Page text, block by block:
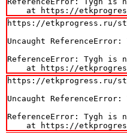
at https://
https://etkprogress.ru/
Uncaught
ReferenceError: Tygh is
at https://
https://etkprogress.ru/
Uncaught
ReferenceError: Tygh is
at https://